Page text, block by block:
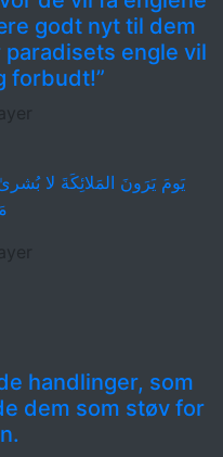
godt nyt til dem
engle vil
forbudt!”
يَومَ يَرَونَ المَلائِكَةَ لا
handlinger, som
dem som støv for